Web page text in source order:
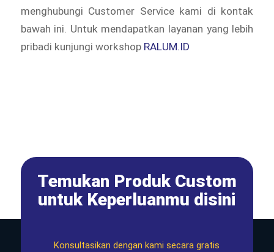
menghubungi Customer Service kami di kontak
bawah ini. Untuk mendapatkan layanan yang lebih
pribadi kunjungi workshop RALUM.ID
Temukan Produk Custom
untuk Keperluanmu disini
Konsultasikan dengan kami secara gratis